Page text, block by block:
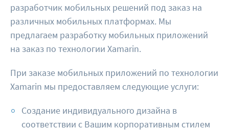
разработчик мобильных решений под заказ на
различных мобильных платформах. Мы
предлагаем разработку мобильных приложений
на заказ по технологии Xamarin.
При заказе мобильных приложений по технологии
Xamarin мы предоставляем следующие услуги:
Создание индивидуального дизайна в
соответствии с Вашим корпоративным стилем